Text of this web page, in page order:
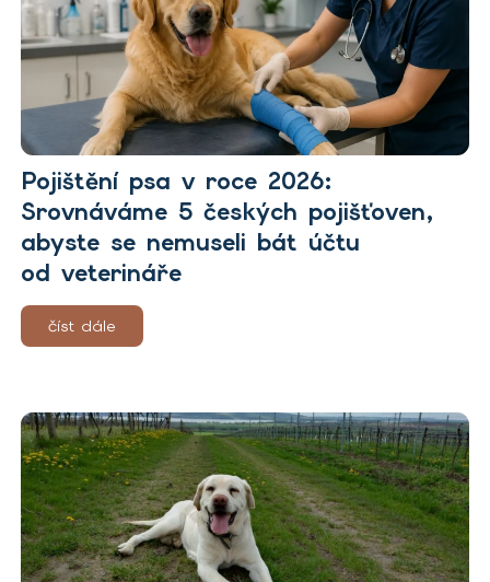
Pojištění psa v roce 2026:
Srovnáváme 5 českých pojišťoven,
abyste se nemuseli bát účtu
od veterináře
číst dále